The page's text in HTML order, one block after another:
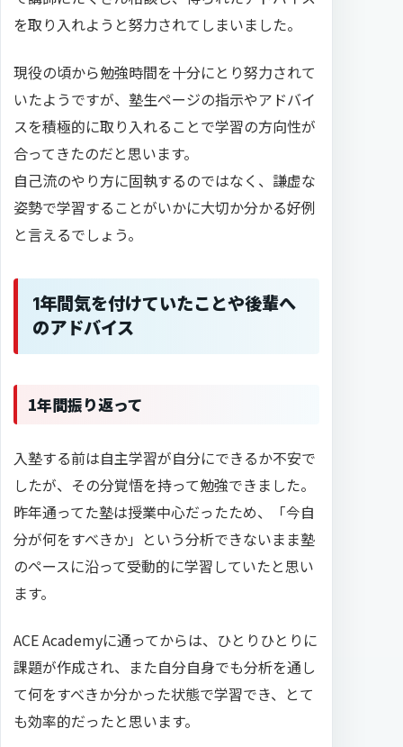
を取り入れようと努力されてしまいました。
現役の頃から勉強時間を十分にとり努力されて
いたようですが、塾生ページの指示やアドバイ
スを積極的に取り入れることで学習の方向性が
合ってきたのだと思います。
自己流のやり方に固執するのではなく、謙虚な
姿勢で学習することがいかに大切か分かる好例
と言えるでしょう。
1年間気を付けていたことや後輩へ
のアドバイス
1年間振り返って
入塾する前は自主学習が自分にできるか不安で
したが、その分覚悟を持って勉強できました。
昨年通ってた塾は授業中心だったため、「今自
分が何をすべきか」という分析できないまま塾
のペースに沿って受動的に学習していたと思い
ます。
ACE Academyに通ってからは、ひとりひとりに
課題が作成され、また自分自身でも分析を通し
て何をすべきか分かった状態で学習でき、とて
も効率的だったと思います。